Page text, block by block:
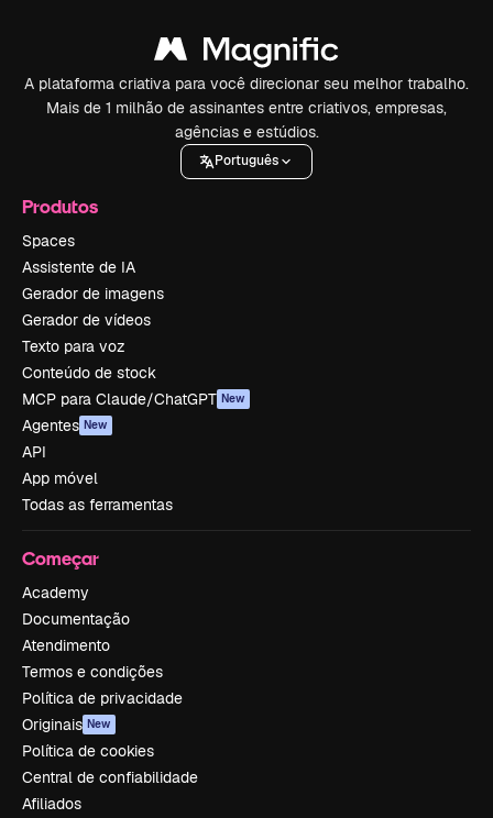
A plataforma criativa para você direcionar seu melhor trabalho.
Mais de 1 milhão de assinantes entre criativos, empresas,
agências e estúdios.
Português
Produtos
Spaces
Assistente de IA
Gerador de imagens
Gerador de vídeos
Texto para voz
Conteúdo de stock
MCP para Claude/ChatGPT New
Agentes New
API
App móvel
Todas as ferramentas
Começar
Academy
Documentação
Atendimento
Termos e condições
Política de privacidade
Originais New
Política de cookies
Central de confiabilidade
Afiliados